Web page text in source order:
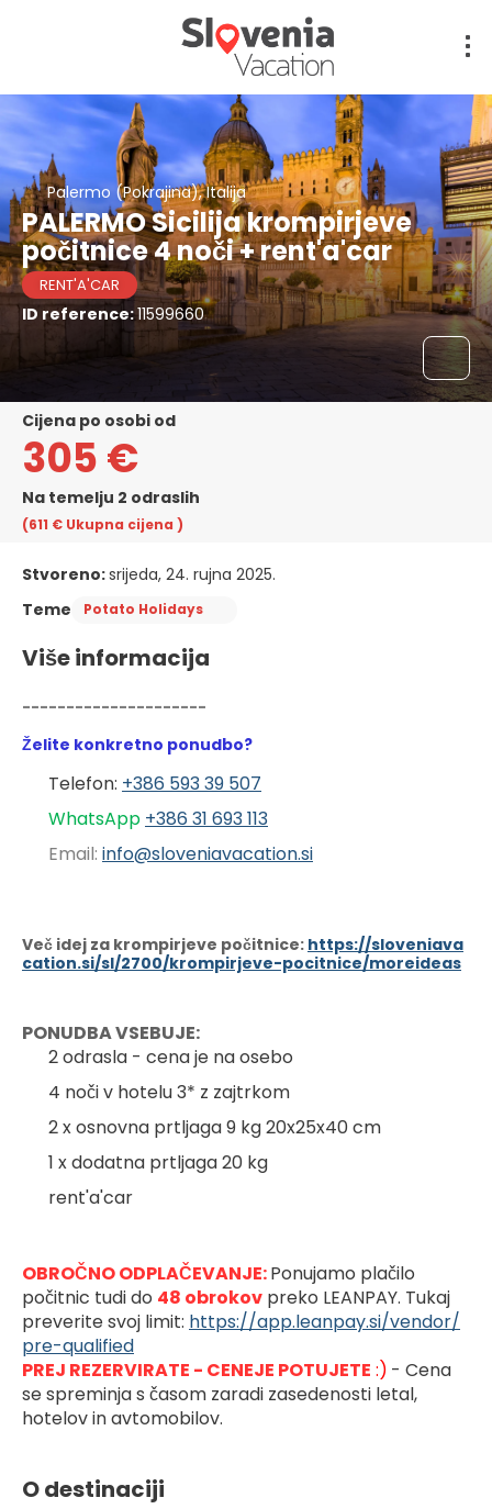
Palermo (Pokrajina), Italija
PALERMO Sicilija krompirjeve
počitnice 4 noči + rent'a'car
RENT'A'CAR
ID reference:11599660
cijena po osobi od
305 €
Na temelju 2 odraslih
(611 € Ukupna cijena )
Stvoreno:srijeda, 24. rujna 2025.
Teme
Potato Holidays
Više informacija
---------------------
Želite konkretno ponudbo?
Telefon: +386 593 39 507
WhatsApp +386 31 693 113
Email: info@sloveniavacation.si
Več idej za krompirjeve počitnice: https://sloveniava
cation.si/sl/2700/krompirjeve-pocitnice/moreideas
PONUDBA VSEBUJE:
2 odrasla - cena je na osebo
4 noči v hotelu 3* z zajtrkom
2 x osnovna prtljaga 9 kg 20x25x40 cm
1 x dodatna prtljaga 20 kg
rent'a'car
OBROČNO ODPLAČEVANJE: Ponujamo plačilo
počitnic tudi do 48 obrokov preko LEANPAY. Tukaj
preverite svoj limit: https://app.leanpay.si/vendor/
pre-qualified
PREJ REZERVIRATE - CENEJE POTUJETE :) - Cena
se spreminja s časom zaradi zasedenosti letal,
hotelov in avtomobilov.
O destinaciji